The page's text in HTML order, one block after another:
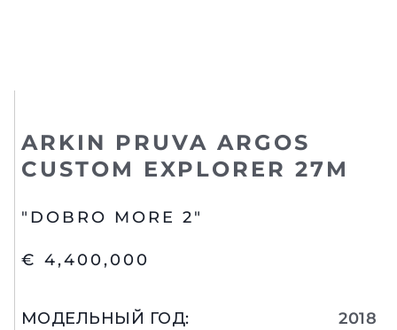
ARKIN PRUVA ARGOS
CUSTOM EXPLORER 27M
"DOBRO MORE 2"
€ 4,400,000
МОДЕЛЬНЫЙ ГОД: 2018